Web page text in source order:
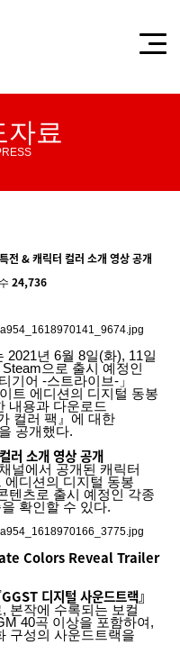
자료
전 & 캐릭터 컬러 소개 영상 공개
24,736
2021년 6월 8일(화), 11일
으로 출시 예정인
기어 -스트라이브-」
트 에디션의 디지털 동봉
내용과 다운로드
컬러 팩』에 대한
공개했다.
러 소개 영상 공개
널에서 공개된 캐릭터
에디션의 디지털 동봉
텐츠로 출시 예정인 각종
확인할 수 있다.
Colors Reveal Trailer
디지털 사운드트랙』
본작에 수록되는 보컬
40곡 이상을 포함하여,
구성의 사운드트랙을